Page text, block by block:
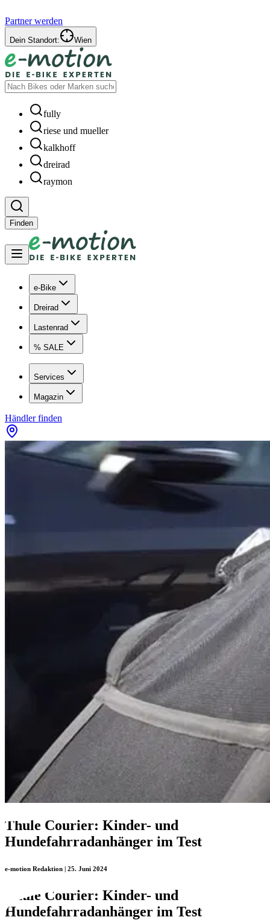
Partner werden
Dein Standort: Wien
fully
riese und mueller
kalkhoff
dreirad
raymon
Finden
e-Bike
Dreirad
Lastenrad
% SALE
Services
Magazin
Händler finden
Thule Courier: Kinder- und
Hundefahrradanhänger im Test
e-motion Redaktion | 25. Juni 2024
Thule Courier: Kinder- und
Hundefahrradanhänger im Test